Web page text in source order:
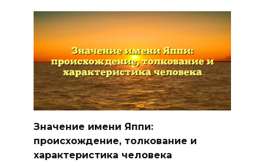
Значение имени Яппи:
происхождение, толкование и
характеристика человека